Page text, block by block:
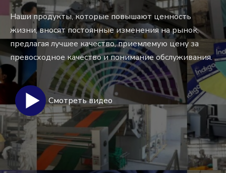
Наши продукты, которые повышают ценность
жизни, вносят постоянные изменения на рынок,
предлагая лучшее качество, приемлемую цену за
превосходное качество и понимание обслуживания.
Смотреть видео